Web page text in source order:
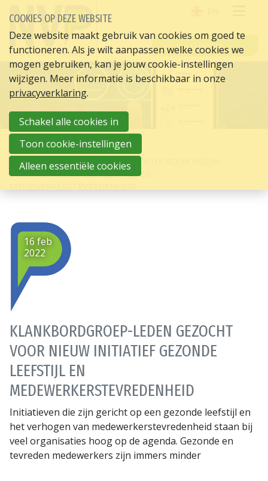
INLOGGEN
HOME
HR ACTUEEL
KLANKBORDGROEP-LEDEN GEZOCHT VOOR NIEUW
INITIATIEF GEZONDE LEEFSTIJL EN
KLANKBORDGROEP-LEDEN GEZOCHT
VOOR NIEUW INITIATIEF GEZONDE
LEEFSTIJL EN
MEDEWERKERSTEVREDENHEID
16 feb
2022
Initiatieven die zijn gericht op een gezonde leefstijl en
het verhogen van medewerkerstevredenheid staan bij
veel organisaties hoog op de agenda. Gezonde en
tevreden medewerkers zijn immers minder
COOKIES OP DEZE WEBSITE
Deze website maakt gebruik van cookies om goed te
functioneren. Als je wilt aanpassen welke cookies we
mogen gebruiken, kan je jouw cookie-instellingen
wijzigen. Meer informatie is beschikbaar in onze
privacyverklaring.
Schakel alle cookies in
Toon cookie-instellingen
Alleen essentiële cookies